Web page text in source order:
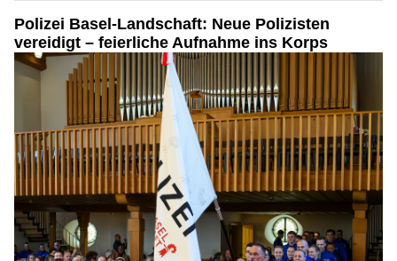
Polizei Basel-Landschaft: Neue Polizisten
vereidigt – feierliche Aufnahme ins Korps